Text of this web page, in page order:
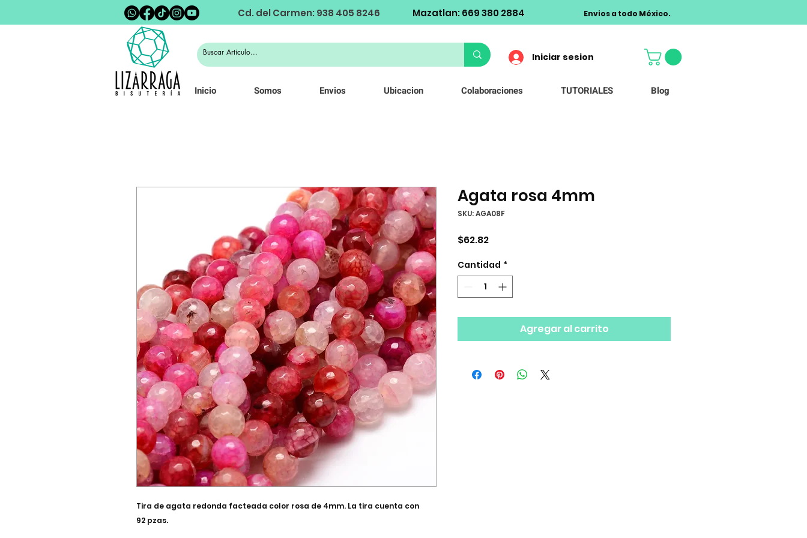
Cd. del Carmen: 938 405 8246 Mazatlan: 669 380 2884 Envios a todo México.
Iniciar sesion
Inicio Somos Envios Ubicacion Colaboraciones TUTORIALES Blog
Tira de agata redonda facteada color rosa de 4mm. La tira cuenta con
92 pzas.
Agata rosa 4mm
SKU: AGA08F
$62.82Precio
Cantidad *
Agregar al carrito